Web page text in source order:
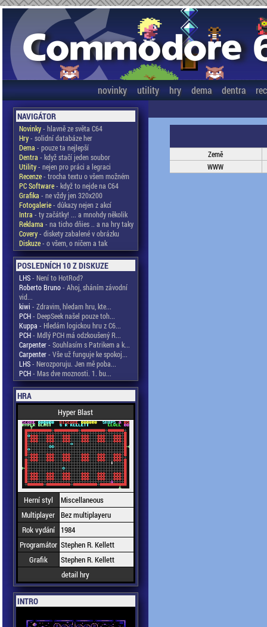
novinky utility hry dema dentra
NAVIGÁTOR
Novinky- hlavně ze světa C64
Hry- solidní databáze her
Dema - pouze ta nejlepší
Dentra - když stačí jeden soubor
Utility- nejen pro práci a legraci
Recenze- trocha textu o všem možném
PC Software- když to nejde na C64
Grafika - ne vždy jen 320x200
Fotogalerie- důkazy nejen z akcí
Intra - ty začátky! ... a mnohdy několik
Reklama - na ticho dňies .. a na hry taky
Covery- diskety zabalené v obrázku
Diskuze- o všem, o ničem a tak
POSLEDNÍCH 10 Z DISKUZE
LHS- Není to HotRod?
Roberto Bruno- Ahoj, sháním závodní
vid...
kiwi - Zdravim, hledam hru, kte...
PCH- DeepSeek našel pouze toh...
Kuppa - Hledám logickou hru z C6...
PCH- Mdlý PCH má odzkoušený R...
Carpenter- Souhlasím s Patrikem a k...
Carpenter- Vše už funguje ke spokoj...
LHS- Nerozporuju. Jen mě poba...
PCH- Mas dve moznosti. 1. bu...
HRA
Hyper Blast
Herní styl
Miscellaneous
Multiplayer Bez multiplayeru
Rok vydání
1984
Programátor Stephen R. Kellett
Grafik
Stephen R. Kellett
detail hry
INTRO
Země
WWW